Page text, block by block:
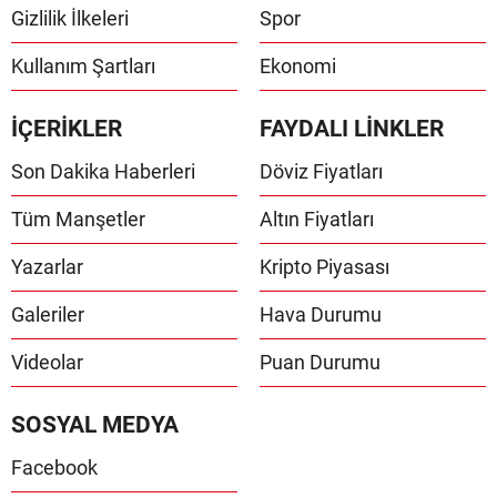
Gizlilik İlkeleri
Kullanım Şartları
Spor
Ekonomi
İÇERİKLER
Son Dakika Haberleri
Tüm Manşetler
Yazarlar
Galeriler
Videolar
FAYDALI LİNKLER
Döviz Fiyatları
Altın Fiyatları
Kripto Piyasası
Hava Durumu
Puan Durumu
SOSYAL MEDYA
Facebook